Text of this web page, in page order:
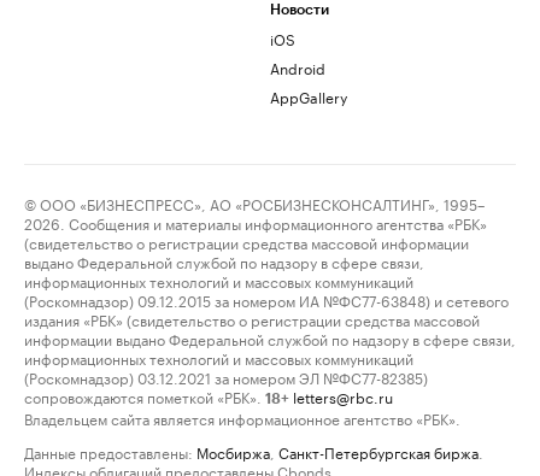
Новости
iOS
Android
AppGallery
© ООО «БИЗНЕСПРЕСС», АО «РОСБИЗНЕСКОНСАЛТИНГ», 1995–
2026. Сообщения и материалы информационного агентства «РБК»
(свидетельство о регистрации средства массовой информации
выдано Федеральной службой по надзору в сфере связи,
информационных технологий и массовых коммуникаций
(Роскомнадзор) 09.12.2015 за номером ИА №ФС77-63848) и сетевого
издания «РБК» (свидетельство о регистрации средства массовой
информации выдано Федеральной службой по надзору в сфере связи,
информационных технологий и массовых коммуникаций
(Роскомнадзор) 03.12.2021 за номером ЭЛ №ФС77-82385)
сопровождаются пометкой «РБК».
18+ letters@rbc.ru
Владельцем сайта является информационное агентство «РБК».
Данные предоставлены: Мосбиржа Санкт-Петербургская биржа
Индексы облигаций предоставлены Cbonds.